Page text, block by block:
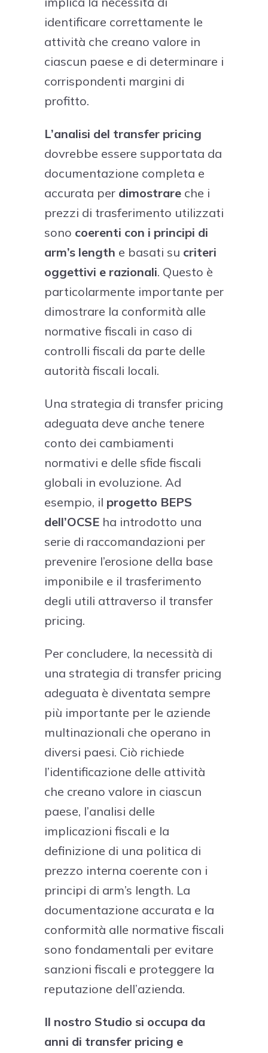
identificare correttamente le
attività che creano valore in
ciascun paese e di determinare i
corrispondenti margini di
profitto.
L’analisi del transfer pricing
dovrebbe essere supportata da
documentazione completa e
accurata per dimostrare che i
prezzi di trasferimento utilizzati
sono coerenti con i principi di
arm’s length e basati su criteri
oggettivi e razionali. Questo è
particolarmente importante per
dimostrare la conformità alle
normative fiscali in caso di
controlli fiscali da parte delle
autorità fiscali locali.
Una strategia di transfer pricing
adeguata deve anche tenere
conto dei cambiamenti
normativi e delle sfide fiscali
globali in evoluzione. Ad
esempio, il progetto BEPS
dell’OCSE ha introdotto una
serie di raccomandazioni per
prevenire l’erosione della base
imponibile e il trasferimento
degli utili attraverso il transfer
pricing.
Per concludere, la necessità di
una strategia di transfer pricing
adeguata è diventata sempre
più importante per le aziende
multinazionali che operano in
diversi paesi. Ciò richiede
l’identificazione delle attività
che creano valore in ciascun
paese, l’analisi delle
implicazioni fiscali e la
definizione di una politica di
prezzo interna coerente con i
principi di arm’s length. La
documentazione accurata e la
conformità alle normative fiscali
sono fondamentali per evitare
sanzioni fiscali e proteggere la
reputazione dell’azienda.
Il nostro Studio si occupa da
anni di transfer pricing e